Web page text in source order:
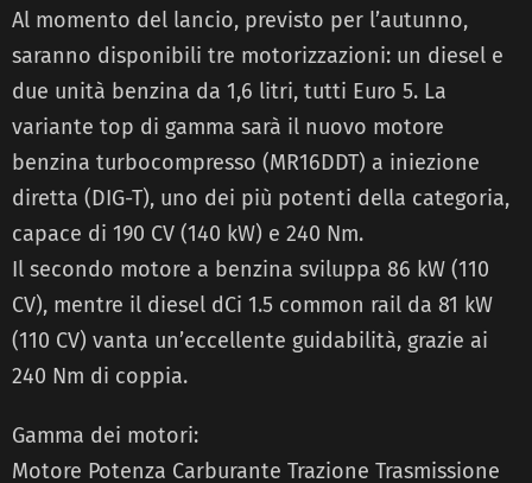
Al momento del lancio, previsto per l’autunno,
saranno disponibili tre motorizzazioni: un diesel e
due unità benzina da 1,6 litri, tutti Euro 5. La
variante top di gamma sarà il nuovo motore
benzina turbocompresso (MR16DDT) a iniezione
diretta (DIG-T), uno dei più potenti della categoria,
capace di 190 CV (140 kW) e 240 Nm.
Il secondo motore a benzina sviluppa 86 kW (110
CV), mentre il diesel dCi 1.5 common rail da 81 kW
(110 CV) vanta un’eccellente guidabilità, grazie ai
240 Nm di coppia.
Gamma dei motori:
Motore Potenza Carburante Trazione Trasmissione